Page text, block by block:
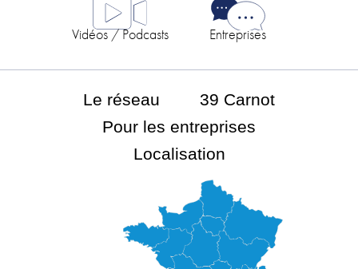
Vidéos / Podcasts Entreprises
Le réseau
39 Carnot
Pour les entreprises
Localisation